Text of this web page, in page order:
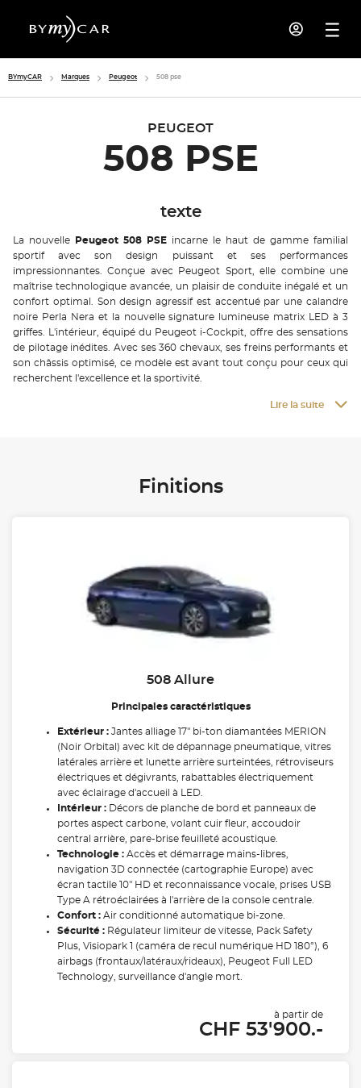
BYmyCAR Marques Peugeot 508 pse
PEUGEOT
508 PSE
texte
La nouvelle Peugeot 508 PSE incarne le haut de gamme familial
sportif avec son design puissant et ses performances
impressionnantes. Conçue avec Peugeot Sport, elle combine une
maîtrise technologique avancée, un plaisir de conduite inégalé et un
confort optimal. Son design agressif est accentué par une calandre
noire Perla Nera et la nouvelle signature lumineuse matrix LED à 3
griffes. L'intérieur, équipé du Peugeot i-Cockpit, offre des sensations
de pilotage inédites. Avec ses 360 chevaux, ses freins performants et
son châssis optimisé, ce modèle est avant tout conçu pour ceux qui
recherchent l'excellence et la sportivité.
Lire la suite
Finitions
508 Allure
Principales caractéristiques
Extérieur : Jantes alliage 17" bi-ton diamantées MERION
(Noir Orbital) avec kit de dépannage pneumatique, vitres
latérales arrière et lunette arrière surteintées, rétroviseurs
électriques et dégivrants, rabattables électriquement
avec éclairage d'accueil à LED.
Intérieur : Décors de planche de bord et panneaux de
portes aspect carbone, volant cuir fleur, accoudoir
central arrière, pare-brise feuilleté acoustique.
Technologie : Accès et démarrage mains-libres,
navigation 3D connectée (cartographie Europe) avec
écran tactile 10" HD et reconnaissance vocale, prises USB
Type A rétroéclairées à l'arrière de la console centrale.
Confort : Air conditionné automatique bi-zone.
Sécurité : Régulateur limiteur de vitesse, Pack Safety
Plus, Visiopark 1 (caméra de recul numérique HD 180°), 6
airbags (frontaux/latéraux/rideaux), Peugeot Full LED
Technology, surveillance d'angle mort.
à partir de
CHF 53'900.-